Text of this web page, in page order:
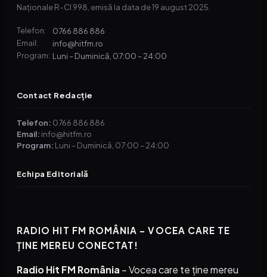
Naționale R-CI 998, emisă la data de 19 august 2025.
Telefon: 0766 886 886
Email: info@hitfm.ro
Program: Luni – Duminică, 07:00 – 24:00
Contact Redacție
Telefon: 0766 886 886
Email: info@hitfm.ro
Program: Luni – Duminică, 07:00 – 24:00
Echipa Editorială
RADIO HIT FM ROMÂNIA – VOCEA CARE TE
ȚINE MEREU CONECTAT!
Radio Hit FM România – Vocea care te ține mereu